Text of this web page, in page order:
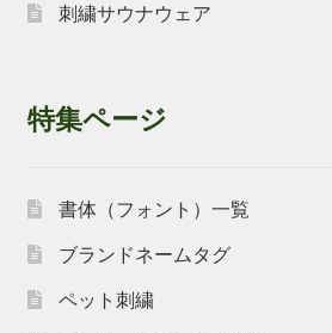
刺繍サウナウェア
特集ページ
書体（フォント）一覧
ブランドネームタグ
ペット刺繍